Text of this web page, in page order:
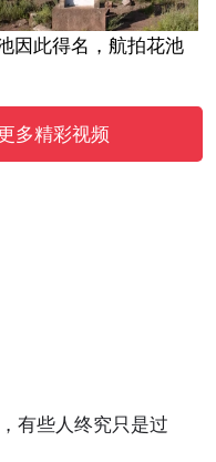
因此得名，航拍花池
多精彩视频
有些人终究只是过